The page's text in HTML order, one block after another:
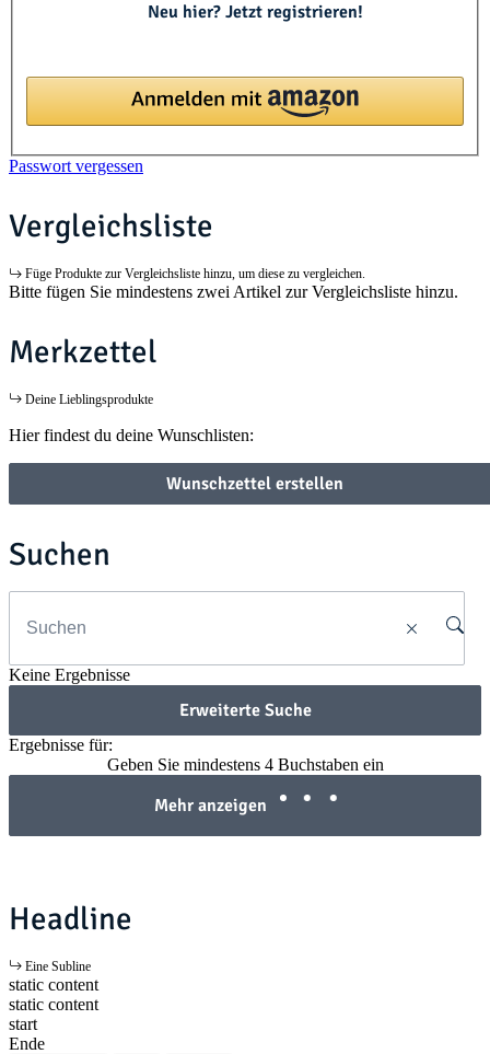
Neu hier? Jetzt registrieren!
Passwort vergessen
Vergleichsliste
Füge Produkte zur Vergleichsliste hinzu, um diese zu vergleichen.
Bitte fügen Sie mindestens zwei Artikel zur Vergleichsliste hinzu.
Merkzettel
Deine Lieblingsprodukte
Hier findest du deine Wunschlisten:
Wunschzettel erstellen
Suchen
Keine Ergebnisse
Erweiterte Suche
Ergebnisse für:
Geben Sie mindestens 4 Buchstaben ein
Mehr anzeigen
Headline
Eine Subline
static content
static content
start
Ende